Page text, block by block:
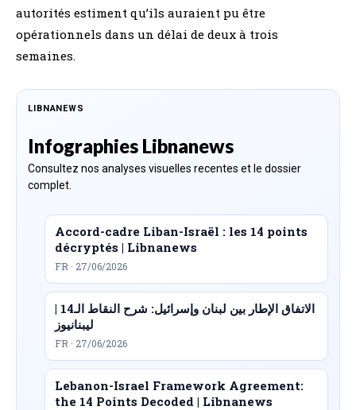
autorités estiment qu’ils auraient pu être
opérationnels dans un délai de deux à trois
semaines.
LIBNANEWS
Infographies Libnanews
Consultez nos analyses visuelles recentes et le dossier
complet.
Accord-cadre Liban-Israël : les 14 points
décryptés | Libnanews
FR · 27/06/2026
الاتفاق الإطار بين لبنان وإسرائيل: شرح النقاط الـ14 |
ليبنانيوز
FR · 27/06/2026
Lebanon-Israel Framework Agreement:
the 14 Points Decoded | Libnanews